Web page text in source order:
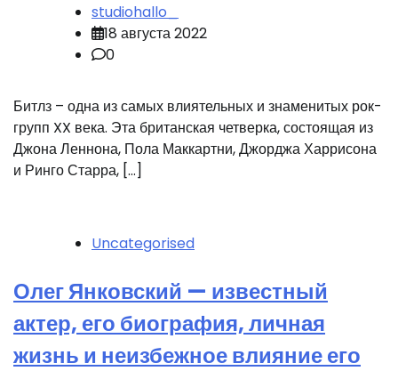
studiohallo_
18 августа 2022
0
Битлз – одна из самых влиятельных и знаменитых рок-
групп XX века. Эта британская четверка, состоящая из
Джона Леннона, Пола Маккартни, Джорджа Харрисона
и Ринго Старра, […]
Uncategorised
Олег Янковский — известный
актер, его биография, личная
жизнь и неизбежное влияние его